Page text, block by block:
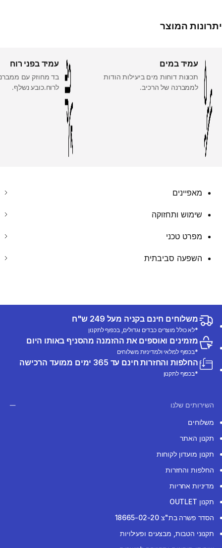
יתרונות המוצר
עמיד במים
תכונות דוחות מים ביעילות הודות
לממברנה של הרכיב.
עמיד בפני רוח
בד מחוזק עם
לרוח.כובע נשלף.
מאפיינים
שימוש ותחזוקה
מפרט טכני
השפעה סביבתית
משלוחים חינם בקניה מעל 249 ש"ח
*לא כולל מוצרים כבדים וגדולים, בכפוף לתקנון
מזמינים ואוספים את ההזמנה מהסניף באותו היום
*בכפוף למלאי ולמדיניות משלוחים
החלפות והחזרות חינם עד 365 ימים ממועד הרכישה
*בכפוף לתקנון
השירותים שלנו
משלוחים
תקנון האתר
תקנון מועדון לקוחות
החלפות והחזרות
מדיניות אחריות
תקנון OUTLET
הסדר פשרה בת"צ 18665-02-20
תקנוני הטבות, מבצעים ופעילויות